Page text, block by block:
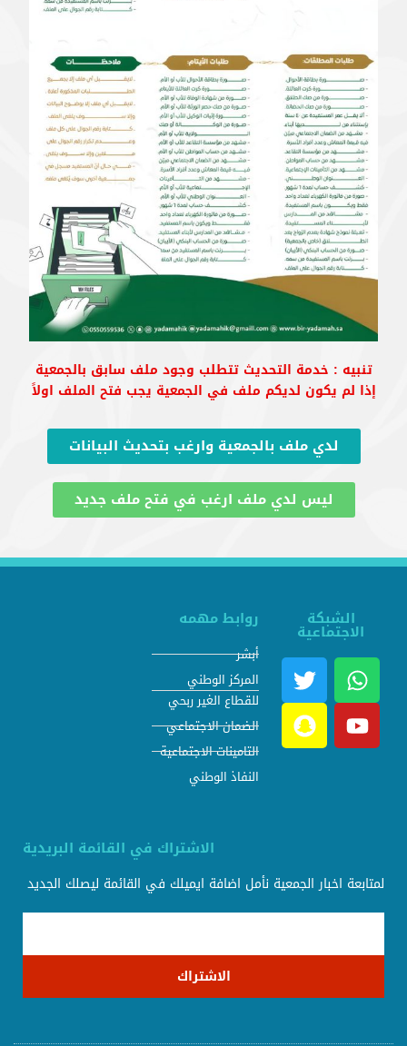
تنبيه : خدمة التحديث تتطلب وجود ملف سابق بالجمعية
إذا لم يكون لديكم ملف في الجمعية يجب فتح الملف اولاً
لدي ملف بالجمعية وارغب بتحديث البيانات
ليس لدي ملف ارغب في فتح ملف جديد
الشبكة
الاجتماعية
روابط مهمه
أبشر
المركز الوطني
للقطاع الغير ربحي
الضمان الاجتماعي
التامينات الاجتماعية
النفاذ الوطني
الاشتراك في القائمة البريدية
لمتابعة اخبار الجمعية نأمل اضافة ايميلك في القائمة ليصلك الجديد
الاشتراك